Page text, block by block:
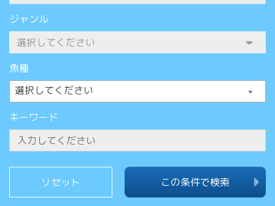
ジャンル
魚種
選択してください
キーワード
この条件で検索